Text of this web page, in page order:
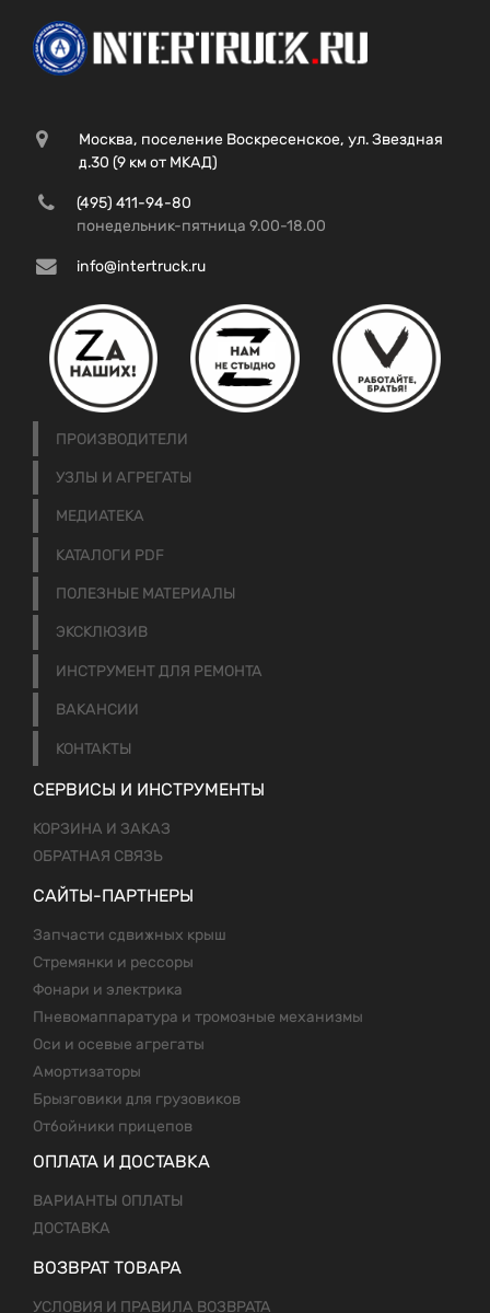
Москва, поселение Воскресенское, ул. Звездная
д.30 (9 км от МКАД)
(495) 411-94-80
понедельник-пятница 9.00-18.00
info@intertruck.ru
ПРОИЗВОДИТЕЛИ
УЗЛЫ И АГРЕГАТЫ
МЕДИАТЕКА
КАТАЛОГИ PDF
ПОЛЕЗНЫЕ МАТЕРИАЛЫ
ЭКСКЛЮЗИВ
ИНСТРУМЕНТ ДЛЯ РЕМОНТА
ВАКАНСИИ
КОНТАКТЫ
СЕРВИСЫ И ИНСТРУМЕНТЫ
КОРЗИНА И ЗАКАЗ
ОБРАТНАЯ СВЯЗЬ
САЙТЫ-ПАРТНЕРЫ
Запчасти сдвижных крыш
Стремянки и рессоры
Фонари и электрика
Пневомаппаратура и тромозные механизмы
Оси и осевые агрегаты
Амортизаторы
Брызговики для грузовиков
Отбойники прицепов
ОПЛАТА И ДОСТАВКА
ВАРИАНТЫ ОПЛАТЫ
ДОСТАВКА
ВОЗВРАТ ТОВАРА
УСЛОВИЯ И ПРАВИЛА ВОЗВРАТА